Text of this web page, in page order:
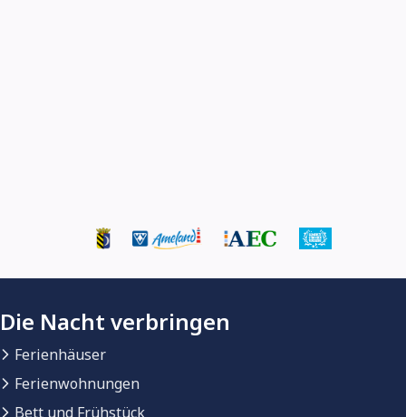
Die Nacht verbringen
Ferienhäuser
Ferienwohnungen
Bett und Frühstück